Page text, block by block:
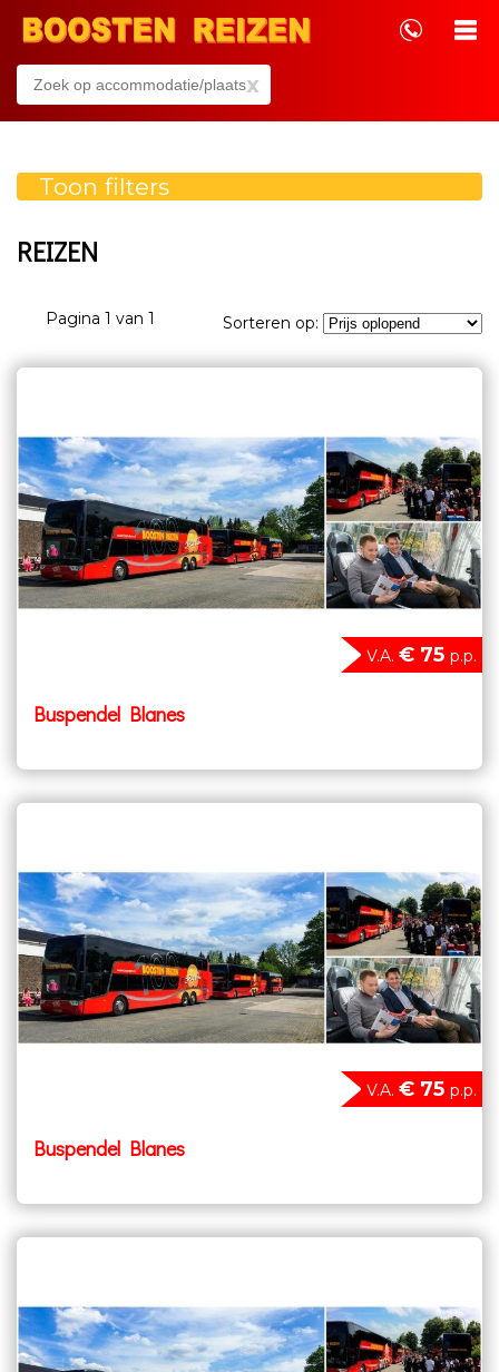
x
Toon filters
REIZEN
Pagina 1 van 1 Sorteren op:
V.A. € 75 p.p.
Buspendel Blanes
V.A. € 75 p.p.
Buspendel Blanes